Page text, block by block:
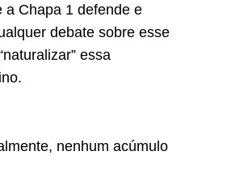
a Chapa 1 defende e
debate sobre esse
essa
nenhum acúmulo